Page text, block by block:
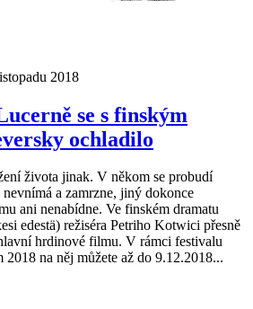
2018
se s finským
ochladilo
života jinak. V někom se probudí
a zamrzne, jiný dokonce
ani nenabídne. Ve finském dramatu
edestä) režiséra Petriho Kotwici přesně
hrdinové filmu. V rámci festivalu
na něj můžete až do 9.12.2018...